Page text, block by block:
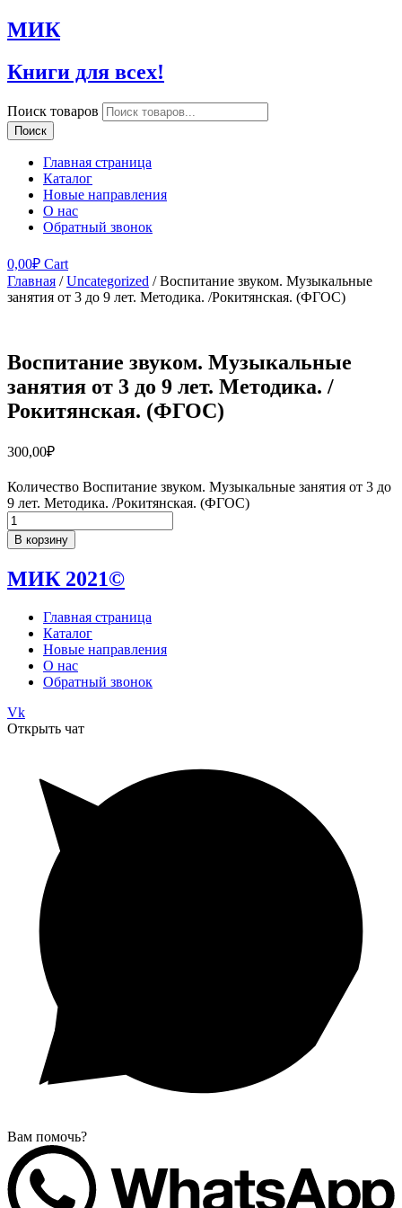
МИК
Книги для всех!
Поиск товаров
Поиск
Главная страница
Каталог
Новые направления
О нас
Обратный звонок
0,00₽ Cart
Главная /Uncategorized / Воспитание звуком. Музыкальные
занятия от 3 до 9 лет. Методика. /Рокитянская. (ФГОС)
Воспитание звуком. Музыкальные
занятия от 3 до 9 лет. Методика. /
Рокитянская. (ФГОС)
300,00₽
Количество Воспитание звуком. Музыкальные занятия от 3 до
9 лет. Методика. /Рокитянская. (ФГОС)
В корзину
МИК 2021©
Главная страница
Каталог
Новые направления
О нас
Обратный звонок
Vk
Открыть чат
Вам помочь?